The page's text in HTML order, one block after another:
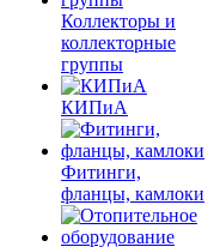
Коллекторы и
коллекторные
группы
КИПиА
Фитинги,
фланцы, камлоки